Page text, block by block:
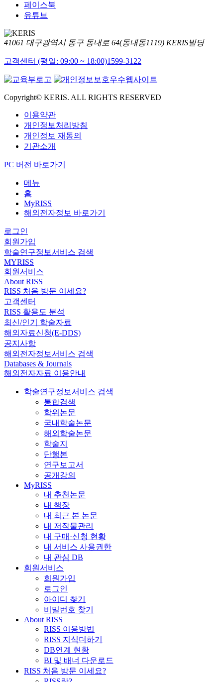
페이스북
유튜브
41061 대구광역시 동구 동내로 64(동내동1119) KERIS빌딩
고객센터 (평일: 09:00 ~ 18:00)1599-3122
Copyright© KERIS. ALL RIGHTS RESERVED
이용약관
개인정보처리방침
개인정보 재동의
기관소개
PC 버전 바로가기
메뉴
홈
MyRISS
해외전자정보 바로가기
로그인
회원가입
학술연구정보서비스 검색
MYRISS
회원서비스
About RISS
RISS 처음 방문 이세요?
고객센터
RISS 활용도 분석
최신/인기 학술자료
해외자료신청(E-DDS)
공지사항
해외전자정보서비스 검색
Databases & Journals
해외전자자료 이용안내
학술연구정보서비스 검색
통합검색
학위논문
국내학술논문
해외학술논문
학술지
단행본
연구보고서
공개강의
MyRISS
내 추천논문
내 책장
내 최근 본 논문
내 저작물관리
내 구매·신청 현황
내 서비스 사용권한
내 관심 DB
회원서비스
회원가입
로그인
아이디 찾기
비밀번호 찾기
About RISS
RISS 이용방법
RISS 지식더하기
DB연계 현황
BI 및 배너 다운로드
RISS 처음 방문 이세요?